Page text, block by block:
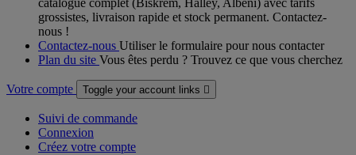
catalogue complet (Biskrem, Halley, Albeni) avec tarifs
grossistes, livraison rapide et stock permanent. Contactez-
nous !
Contactez-nous Utiliser le formulaire pour nous contacter
Plan du site Vous êtes perdu ? Trouvez ce que vous cherchez
Votre compte Toggle your account links 
Suivi de commande
Connexion
Créez votre compte